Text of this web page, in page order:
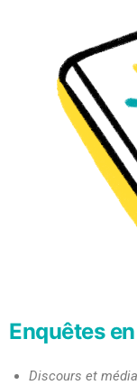
Enquêtes
Discours et